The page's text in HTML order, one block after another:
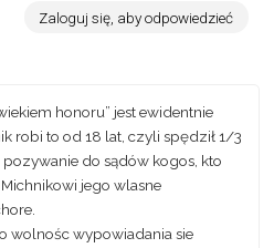
Zaloguj się, aby odpowiedzieć
honoru” jest ewidentnie
robi to od 18 lat, czyli spędził 1/3
do sądów kogos, kto
jego wlasne
wolnośc wypowiadania sie